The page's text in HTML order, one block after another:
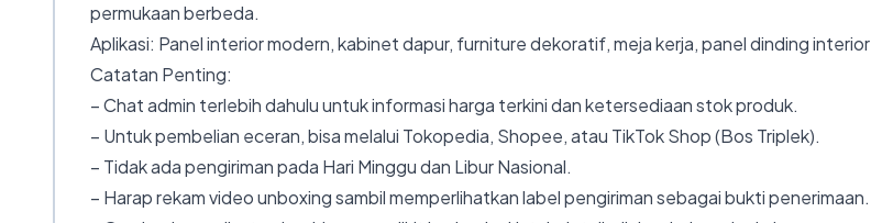
permukaan berbeda.
Aplikasi: Panel interior modern, kabinet dapur, furniture dekoratif, meja kerja, panel dinding interior
Catatan Penting:
– Chat admin terlebih dahulu untuk informasi harga terkini dan ketersediaan stok produk.
– Untuk pembelian eceran, bisa melalui Tokopedia, Shopee, atau TikTok Shop (Bos Triplek).
– Tidak ada pengiriman pada Hari Minggu dan Libur Nasional.
– Harap rekam video unboxing sambil memperlihatkan label pengiriman sebagai bukti penerimaan.